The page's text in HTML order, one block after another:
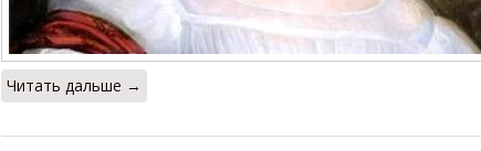
Читать дальше →